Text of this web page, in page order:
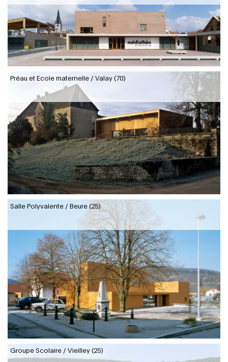
Préau et Ecole maternelle / Valay (70)
Salle Polyvalente / Beure (25)
Groupe Scolaire / Vieilley (25)